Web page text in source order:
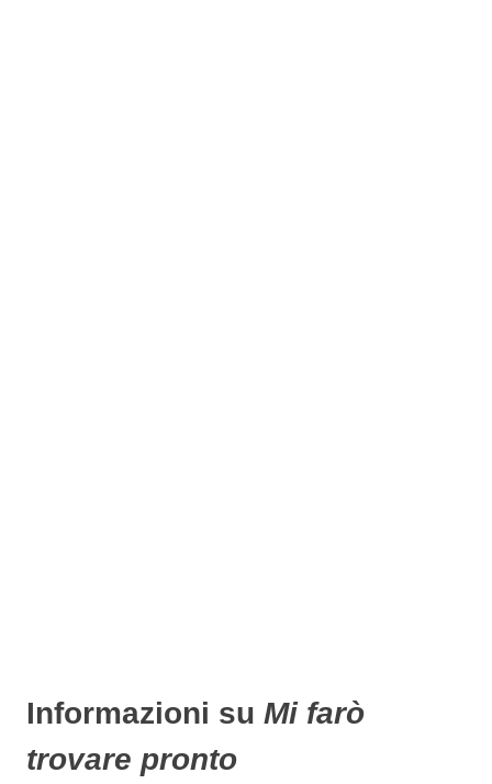
Informazioni su Mi farò
trovare pronto